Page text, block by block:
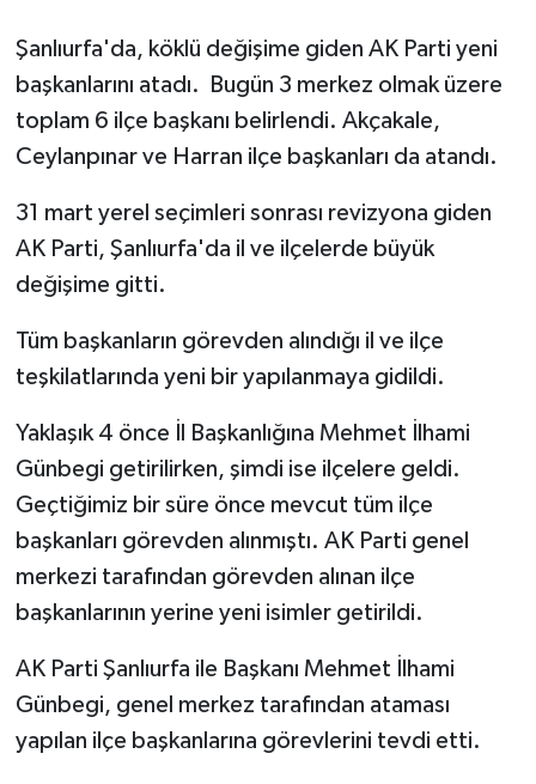
Şanlıurfa'da, köklü değişime giden AK Parti yeni
başkanlarını atadı. Bugün 3 merkez olmak üzere
toplam 6 ilçe başkanı belirlendi. Akçakale,
Ceylanpınar ve Harran ilçe başkanları da atandı.
31 mart yerel seçimleri sonrası revizyona giden
AK Parti, Şanlıurfa'da il ve ilçelerde büyük
değişime gitti.
Tüm başkanların görevden alındığı il ve ilçe
teşkilatlarında yeni bir yapılanmaya gidildi.
Yaklaşık 4 önce İl Başkanlığına Mehmet İlhami
Günbegi getirilirken, şimdi ise ilçelere geldi.
Geçtiğimiz bir süre önce mevcut tüm ilçe
başkanları görevden alınmıştı. AK Parti genel
merkezi tarafından görevden alınan ilçe
başkanlarının yerine yeni isimler getirildi.
AK Parti Şanlıurfa ile Başkanı Mehmet İlhami
Günbegi, genel merkez tarafından ataması
yapılan ilçe başkanlarına görevlerini tevdi etti.